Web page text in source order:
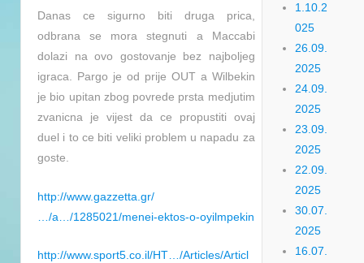
Danas ce sigurno biti druga prica,
odbrana se mora stegnuti a Maccabi
dolazi na ovo gostovanje bez najboljeg
igraca. Pargo je od prije OUT a Wilbekin
je bio upitan zbog povrede prsta medjutim
zvanicna je vijest da ce propustiti ovaj
duel i to ce biti veliki problem u napadu za
goste.
http://www.gazzetta.gr/
…/a…/1285021/menei-ektos-o-oyilmpekin
http://www.sport5.co.il/HT…/Articles/Articl
1.10.2
025
26.09.
2025
24.09.
2025
23.09.
2025
22.09.
2025
30.07.
2025
16.07.